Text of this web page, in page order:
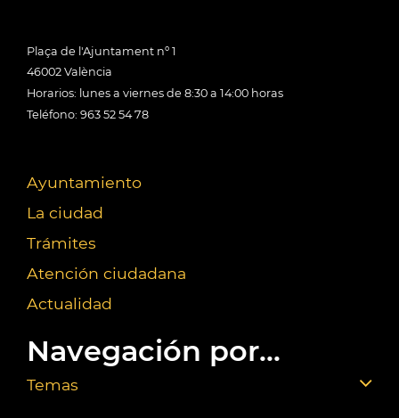
Plaça de l'Ajuntament nº 1
46002 València
Horarios: lunes a viernes de 8:30 a 14:00 horas
Teléfono: 963 52 54 78
Ayuntamiento
La ciudad
Trámites
Atención ciudadana
Actualidad
Navegación por...
Temas